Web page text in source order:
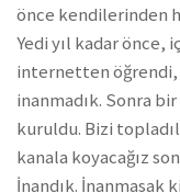
önce kendilerinden
Yedi yıl kadar
internetten öğrendi,
inanmadık. Sonra
kuruldu. Bizi
kanala koyacağız
İnandık. İnanmasak